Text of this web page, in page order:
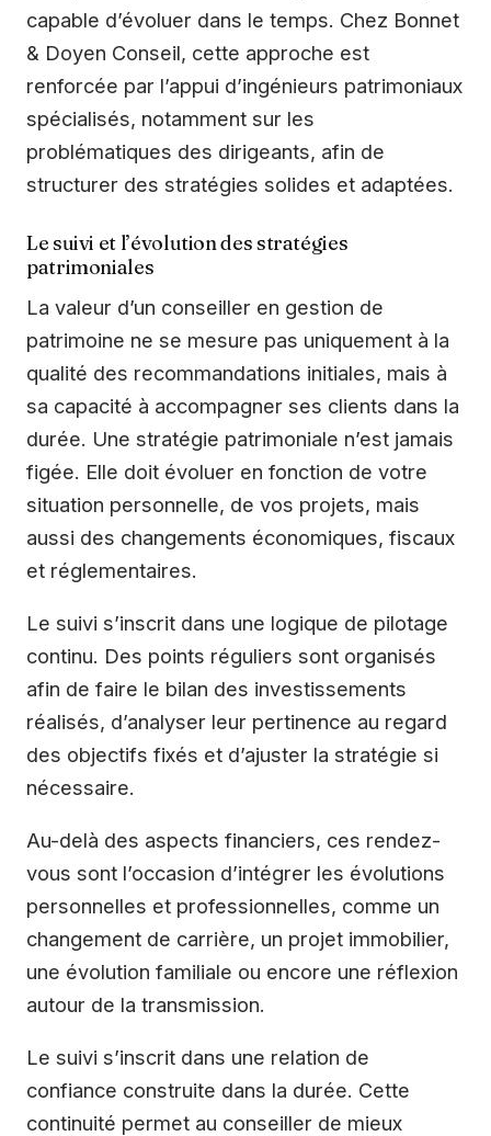
capable d’évoluer dans le temps. Chez Bonnet
& Doyen Conseil, cette approche est
renforcée par l’appui d’ingénieurs patrimoniaux
spécialisés, notamment sur les
problématiques des dirigeants, afin de
structurer des stratégies solides et adaptées.
Le suivi et l’évolution des stratégies
patrimoniales
La valeur d’un conseiller en gestion de
patrimoine ne se mesure pas uniquement à la
qualité des recommandations initiales, mais à
sa capacité à accompagner ses clients dans la
durée. Une stratégie patrimoniale n’est jamais
figée. Elle doit évoluer en fonction de votre
situation personnelle, de vos projets, mais
aussi des changements économiques, fiscaux
et réglementaires.
Le suivi s’inscrit dans une logique de pilotage
continu. Des points réguliers sont organisés
afin de faire le bilan des investissements
réalisés, d’analyser leur pertinence au regard
des objectifs fixés et d’ajuster la stratégie si
nécessaire.
Au-delà des aspects financiers, ces rendez-
vous sont l’occasion d’intégrer les évolutions
personnelles et professionnelles, comme un
changement de carrière, un projet immobilier,
une évolution familiale ou encore une réflexion
autour de la transmission.
Le suivi s’inscrit dans une relation de
confiance construite dans la durée. Cette
continuité permet au conseiller de mieux